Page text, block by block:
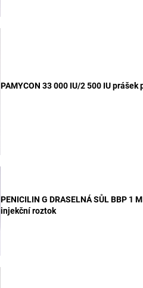
PAMYCON 33 000 IU/2 500 IU prášek
PENICILIN G DRASELNÁ SŮL BBP 1
injekční roztok